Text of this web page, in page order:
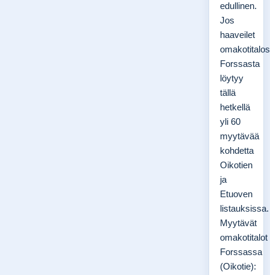
edullinen.
Jos
haaveilet
Forssasta
löytyy
tällä
hetkellä
yli 60
myytävää
kohdetta
Oikotien
ja
Etuoven
listauksissa.
Myytävät
omakotitalot
Forssassa
(Oikotie):